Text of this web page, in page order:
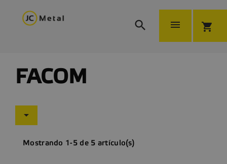
  shopping_cart
FACOM

Mostrando 1-5 de 5 artículo(s)